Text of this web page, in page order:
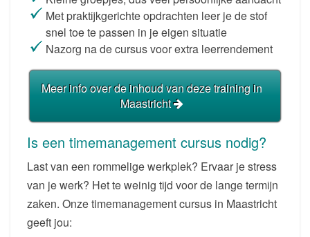
Met praktijkgerichte opdrachten leer je de stof
snel toe te passen in je eigen situatie
Nazorg na de cursus voor extra leerrendement
Meer info over de inhoud van deze training in
Maastricht
Is een timemanagement cursus nodig?
Last van een rommelige werkplek? Ervaar je stress
van je werk? Het te weinig tijd voor de lange termijn
zaken. Onze timemanagement cursus in Maastricht
geeft jou: